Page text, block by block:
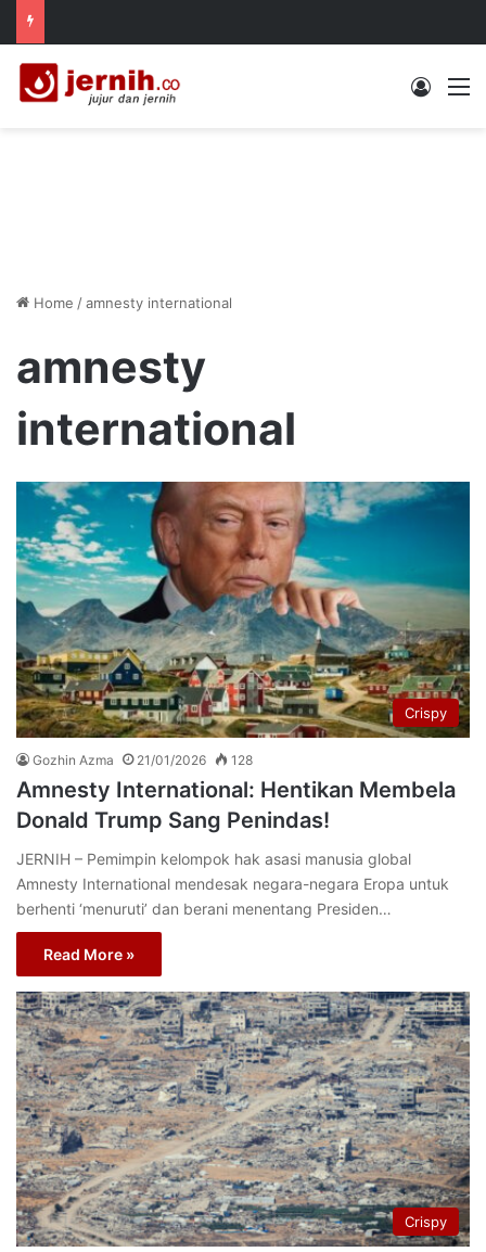
Log In
Home /amnesty international
amnesty
international
Crispy
Gozhin Azma 21/01/2026 128
Amnesty International: Hentikan Membela
Donald Trump Sang Penindas!
JERNIH – Pemimpin kelompok hak asasi manusia global
Amnesty International mendesak negara-negara Eropa untuk
berhenti ‘menuruti’ dan berani menentang Presiden…
Read More »
Crispy